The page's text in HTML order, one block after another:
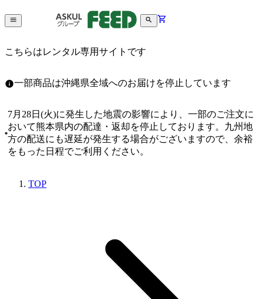
こちらはレンタル専用サイトです
一部商品は沖縄県全域へのお届けを停止しています
7月28日(火)に発生した地震の影響により、一部のご注文に
おいて熊本県内の配達・返却を停止しております。九州地
方の配送にも遅延が発生する場合がございますので、余裕
をもった日程でご利用ください。
TOP